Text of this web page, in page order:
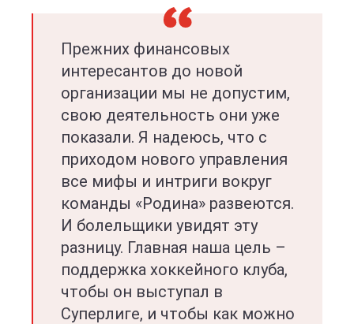
Прежних финансовых
интересантов до новой
организации мы не допустим,
свою деятельность они уже
показали. Я надеюсь, что с
приходом нового управления
все мифы и интриги вокруг
команды «Родина» развеются.
И болельщики увидят эту
разницу. Главная наша цель –
поддержка хоккейного клуба,
чтобы он выступал в
Суперлиге, и чтобы как можно